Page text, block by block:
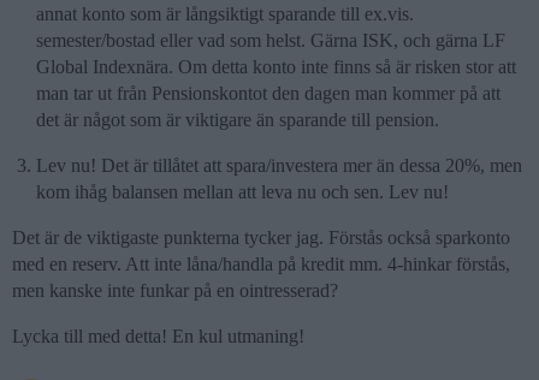
annat konto som är långsiktigt sparande till ex.vis.
semester/bostad eller vad som helst. Gärna ISK, och gärna LF
Global Indexnära. Om detta konto inte finns så är risken stor att
man tar ut från Pensionskontot den dagen man kommer på att
det är något som är viktigare än sparande till pension.
Lev nu! Det är tillåtet att spara/investera mer än dessa 20%, men
kom ihåg balansen mellan att leva nu och sen. Lev nu!
Det är de viktigaste punkterna tycker jag. Förstås också sparkonto
med en reserv. Att inte låna/handla på kredit mm. 4-hinkar förstås,
men kanske inte funkar på en ointresserad?
Lycka till med detta! En kul utmaning!